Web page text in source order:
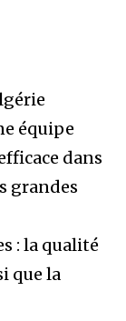
équipe
dans
grandes
: la qualité
que la